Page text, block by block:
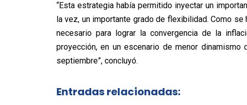
“Esta estrategia había permitido inyectar un
la vez, un importante grado de flexibilidad. Como
necesario para lograr la convergencia de la
proyección, en un escenario de menor
septiembre”, concluyó.
Entradas relacionadas: